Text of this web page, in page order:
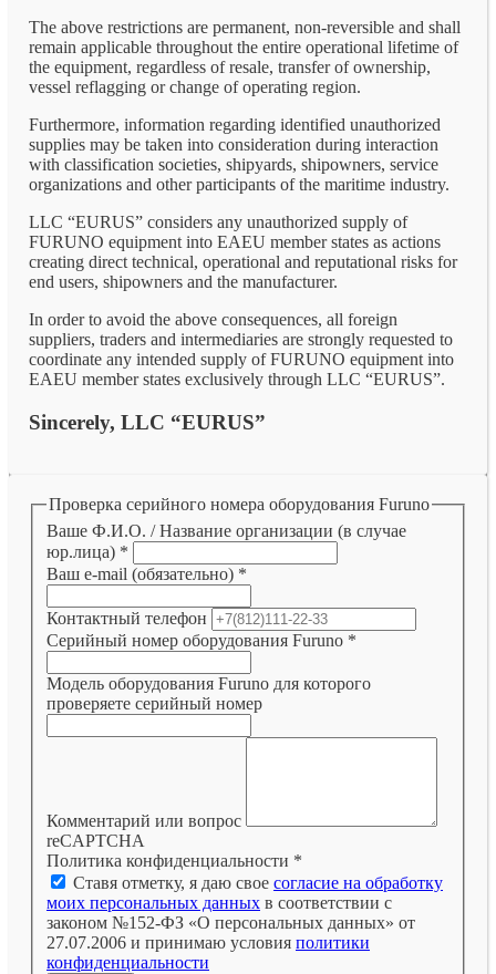
The above restrictions are permanent, non-reversible and shall
remain applicable throughout the entire operational lifetime of
the equipment, regardless of resale, transfer of ownership,
vessel reflagging or change of operating region.
Furthermore, information regarding identified unauthorized
supplies may be taken into consideration during interaction
with classification societies, shipyards, shipowners, service
organizations and other participants of the maritime industry.
LLC “EURUS” considers any unauthorized supply of
FURUNO equipment into EAEU member states as actions
creating direct technical, operational and reputational risks for
end users, shipowners and the manufacturer.
In order to avoid the above consequences, all foreign
suppliers, traders and intermediaries are strongly requested to
coordinate any intended supply of FURUNO equipment into
EAEU member states exclusively through LLC “EURUS”.
Sincerely, LLC “EURUS”
Проверка серийного номера оборудования Furuno
Ваше Ф.И.О. / Название организации (в случае
юр.лица) *
Ваш e-mail (обязательно) *
Контактный телефон
Серийный номер оборудования Furuno *
Модель оборудования Furuno для которого
проверяете серийный номер
Комментарий или вопрос
reCAPTCHA
Политика конфиденциальности *
Ставя отметку, я даю свое согласие на обработку
моих персональных данных в соответствии с
законом №152-ФЗ «О персональных данных» от
27.07.2006 и принимаю условия политики
конфиденциальности